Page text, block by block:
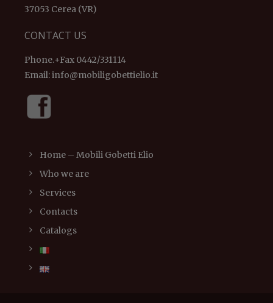
37053 Cerea (VR)
CONTACT US
Phone.+Fax 0442/331114
Email:info@mobiligobettielio.it
Home – Mobili Gobetti Elio
Who we are
Services
Contacts
Catalogs